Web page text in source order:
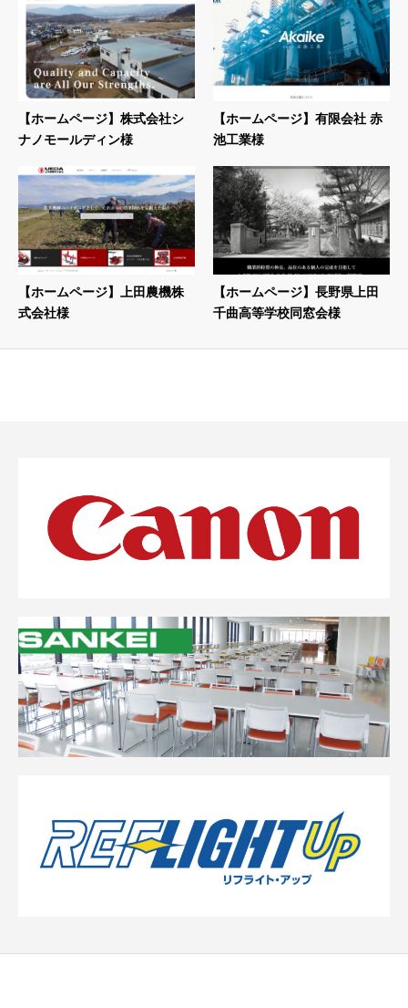
【ホームページ】株式会社シ
ナノモールディン様
【ホームページ】有限会社 赤
池工業様
【ホームページ】上田農機株
式会社様
【ホームページ】長野県上田
千曲高等学校同窓会様